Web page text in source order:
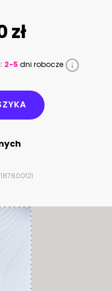
zł
2-5 dni robocze